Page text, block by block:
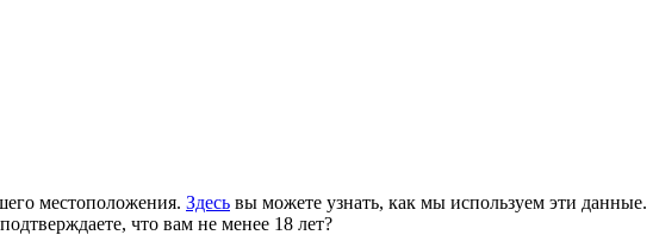
местоположения. Здесь вы можете узнать, как мы используем эти данные.
что вам не менее 18 лет?